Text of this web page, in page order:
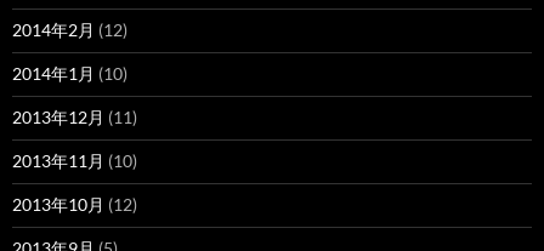
2014年2月 (12)
2014年1月 (10)
2013年12月 (11)
2013年11月 (10)
2013年10月 (12)